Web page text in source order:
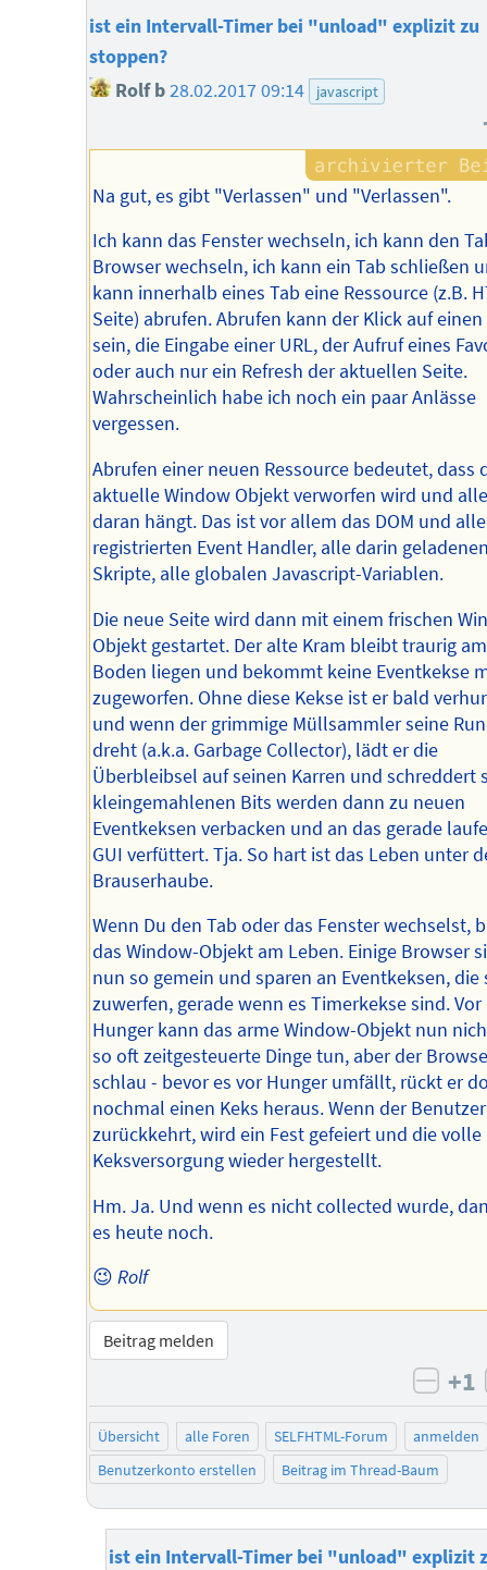
ist ein Intervall-Timer bei "unload" explizit zu
stoppen?
Rolf b28.02.2017 09:14 javascript
Na gut, es gibt "Verlassen" und "Verlassen".
Ich kann das Fenster wechseln, ich kann den
Browser wechseln, ich kann ein Tab schließen
kann innerhalb eines Tab eine Ressource (z.B.
Seite) abrufen. Abrufen kann der Klick auf
sein, die Eingabe einer URL, der Aufruf eines
oder auch nur ein Refresh der aktuellen Seite.
Wahrscheinlich habe ich noch ein paar Anlässe
vergessen.
Abrufen einer neuen Ressource bedeutet, dass
aktuelle Window Objekt verworfen wird und
daran hängt. Das ist vor allem das DOM und
registrierten Event Handler, alle darin
Skripte, alle globalen Javascript-Variablen.
Die neue Seite wird dann mit einem frischen
Objekt gestartet. Der alte Kram bleibt traurig am
Boden liegen und bekommt keine Eventkekse
zugeworfen. Ohne diese Kekse ist er bald
und wenn der grimmige Müllsammler seine
dreht (a.k.a. Garbage Collector), lädt er die
Überbleibsel auf seinen Karren und schreddert
kleingemahlenen Bits werden dann zu neuen
Eventkeksen verbacken und an das gerade
GUI verfüttert. Tja. So hart ist das Leben unter
Brauserhaube.
Wenn Du den Tab oder das Fenster wechselst,
das Window-Objekt am Leben. Einige Browser
nun so gemein und sparen an Eventkeksen, die
zuwerfen, gerade wenn es Timerkekse sind.
Hunger kann das arme Window-Objekt nun
so oft zeitgesteuerte Dinge tun, aber der
schlau - bevor es vor Hunger umfällt, rückt er
nochmal einen Keks heraus. Wenn der
zurückkehrt, wird ein Fest gefeiert und die volle
Keksversorgung wieder hergestellt.
Hm. Ja. Und wenn es nicht collected wurde,
es heute noch.
😉 Rolf
Beitrag melden
+1
Übersicht alle Foren SELFHTML-Forum
anmelden
Benutzerkonto erstellen
Beitrag im Thread-Baum
ist ein Intervall-Timer bei "unload" explizit